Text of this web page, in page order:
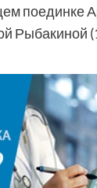
поединке
Рыбакиной